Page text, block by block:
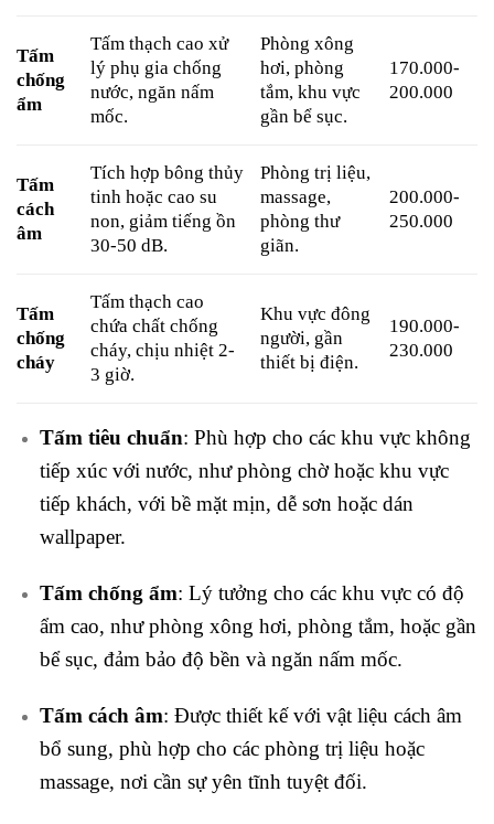
Tấm
chống
ẩm
Tấm thạch cao xử
lý phụ gia chống
nước, ngăn nấm
mốc.
Phòng xông
hơi, phòng
tắm, khu vực
gần bể sục.
170.000-
200.000
Tấm
cách
âm
Tích hợp bông thủy
tinh hoặc cao su
non, giảm tiếng ồn
30-50 dB.
Phòng trị liệu,
massage,
phòng thư
giãn.
200.000-
250.000
Tấm
chống
cháy
Tấm thạch cao
chứa chất chống
cháy, chịu nhiệt 2-
3 giờ.
Khu vực đông
người, gần
thiết bị điện.
190.000-
230.000
Tấm tiêu chuẩn: Phù hợp cho các khu vực không
tiếp xúc với nước, như phòng chờ hoặc khu vực
tiếp khách, với bề mặt mịn, dễ sơn hoặc dán
wallpaper.
Tấm chống ẩm: Lý tưởng cho các khu vực có độ
ẩm cao, như phòng xông hơi, phòng tắm, hoặc gần
bể sục, đảm bảo độ bền và ngăn nấm mốc.
Tấm cách âm: Được thiết kế với vật liệu cách âm
bổ sung, phù hợp cho các phòng trị liệu hoặc
massage, nơi cần sự yên tĩnh tuyệt đối.